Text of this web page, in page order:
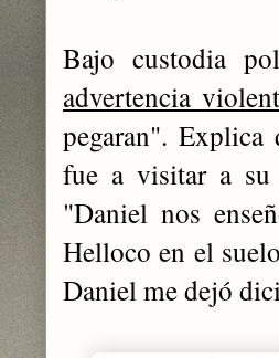
Bajo custodia
advertencia
pegaran". Explica
fue a visitar a su
"Daniel nos
Helloco en el
Daniel me dejó